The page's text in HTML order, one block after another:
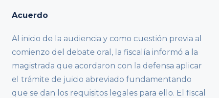
Acuerdo
Al inicio de la audiencia y como cuestión previa al
comienzo del debate oral, la fiscalía informó a la
magistrada que acordaron con la defensa aplicar
el trámite de juicio abreviado fundamentando
que se dan los requisitos legales para ello. El fiscal